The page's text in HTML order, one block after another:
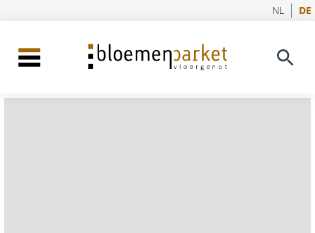
NL DE